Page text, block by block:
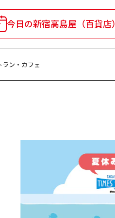
今日の新宿高島屋 （百貨店）
ン・ カフェ